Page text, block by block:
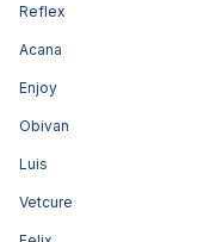
Reflex
Acana
Enjoy
Obivan
Luis
Vetcure